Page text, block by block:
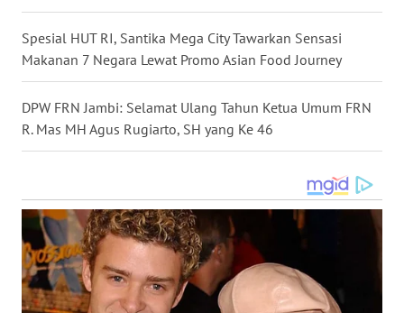
Spesial HUT RI, Santika Mega City Tawarkan Sensasi
Makanan 7 Negara Lewat Promo Asian Food Journey
DPW FRN Jambi: Selamat Ulang Tahun Ketua Umum FRN
R. Mas MH Agus Rugiarto, SH yang Ke 46
KALSEL
WN
WN
GORONTALO
WN
SULUT